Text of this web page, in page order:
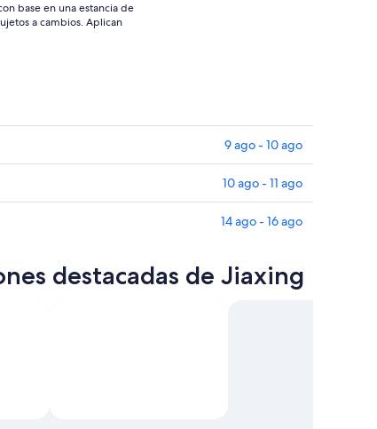
base en una estancia de
a cambios. Aplican
9 ago - 10 ago
10 ago - 11 ago
14 ago - 16 ago
destacadas de Jiaxing